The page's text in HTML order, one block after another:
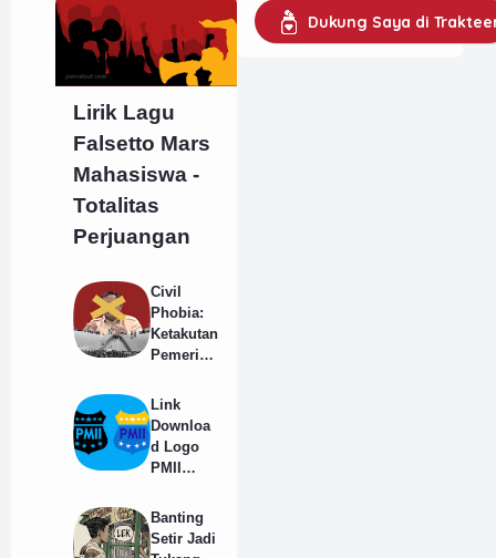
Lirik Lagu
Falsetto Mars
Mahasiswa -
Totalitas
Perjuangan
Civil
Phobia:
Ketakutan
Pemerint
Terhadap
Suara
Rakyat
Link
Downloa
d Logo
PMII
Full HD
Format
PNG
Banting
Setir Jadi
Dukung Saya di